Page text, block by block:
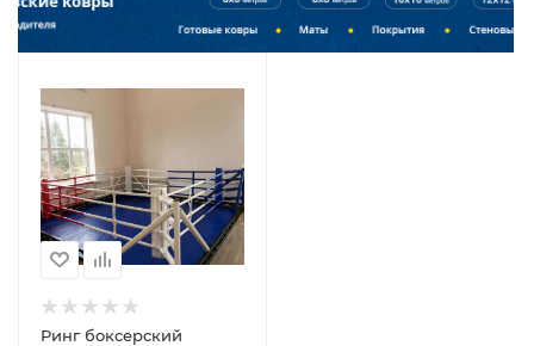
Ринг боксерский